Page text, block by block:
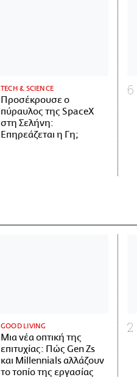
ΤECH & SCIENCE
Προσέκρουσε ο
πύραυλος της SpaceX
στη Σελήνη:
Επηρεάζεται η Γη;
GOOD LIVING
Μια νέα οπτική της
επιτυχίας: Πώς Gen Zs
και Millennials αλλάζουν
το τοπίο της εργασίας